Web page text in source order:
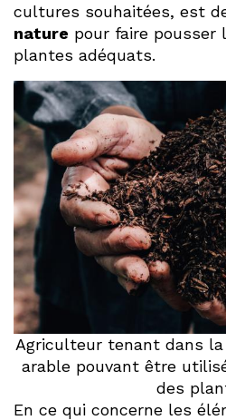
cultures souhaitées, est
nature pour faire pousser
plantes adéquats.
Agriculteur tenant dans
arable pouvant être
des
En ce qui concerne les